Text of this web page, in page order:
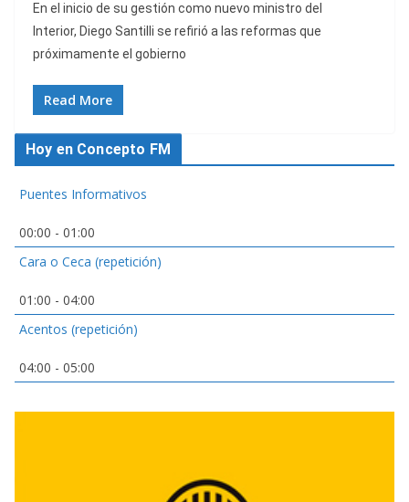
En el inicio de su gestión como nuevo ministro del
Interior, Diego Santilli se refirió a las reformas que
próximamente el gobierno
Read More
Hoy en Concepto FM
Puentes Informativos
00:00 - 01:00
Cara o Ceca (repetición)
01:00 - 04:00
Acentos (repetición)
04:00 - 05:00